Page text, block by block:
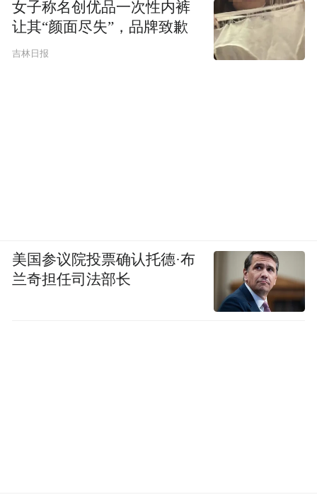
女子称名创优品一次性内裤
让其“颜面尽失”，品牌致歉
吉林日报
美国参议院投票确认托德·布
兰奇担任司法部长